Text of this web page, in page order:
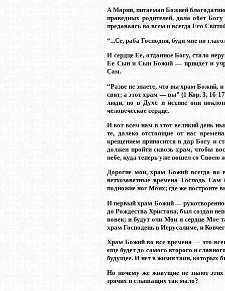
А Мария, питаемая Божией
праведных родителей, дала обет
предаваясь во всем и всегда Его
“...Се, раба Господня, буди мне по
И сердце Ее, отданное Богу, стало
Ее Сын и Сын Божий — приидет и
Сам.
“Разве не знаете, что вы храм Божий,
свят; а этот храм — вы” (1 Кор. 3, 16-
люди, но в Духе и истине они
человеческое сердце.
И вот всем нам в этот великий день
те, далеко отстоящие от нас
крещением приносится в дар Богу и
должен пройти сквозь храм, чтобы
небе, куда теперь уже вошел со
Дорогие мои, храм Божий всегда
ветхозаветные времена Господь
подножие ног Моих; где же построите
И первый храм Божий —
до Рождества Христова, был создан
вовек; и будут очи Мои и сердце Мое
храм Господень в Иерусалиме, и
Храм Божий во все времена — это
еще будет до самого второго и
будущее. И нет в жизни таин,
Но почему же живущие не знают
зрячих и слышащих так мало?